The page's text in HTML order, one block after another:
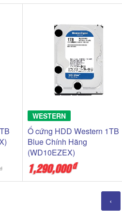
đ
WESTERN
Ổ cứng HDD Western 1TB
Blue Chính Hãng
(WD10EZEX)
1,290,000đ
‹